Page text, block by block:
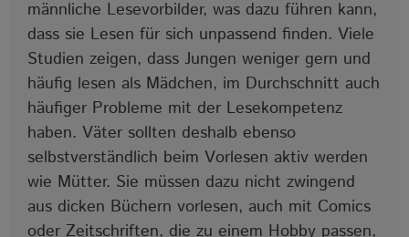
männliche Lesevorbilder, was dazu führen kann,
dass sie Lesen für sich unpassend finden. Viele
Studien zeigen, dass Jungen weniger gern und
häufig lesen als Mädchen, im Durchschnitt auch
häufiger Probleme mit der Lesekompetenz
haben. Väter sollten deshalb ebenso
selbstverständlich beim Vorlesen aktiv werden
wie Mütter. Sie müssen dazu nicht zwingend
aus dicken Büchern vorlesen, auch mit Comics
oder Zeitschriften, die zu einem Hobby passen,